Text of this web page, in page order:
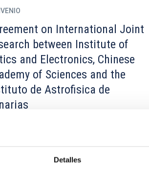
Detalles
on International Joint
between Institute of
and Electronics, Chinese
of Sciences and the
de Astrofisica de
the papers, apply the patents and joint